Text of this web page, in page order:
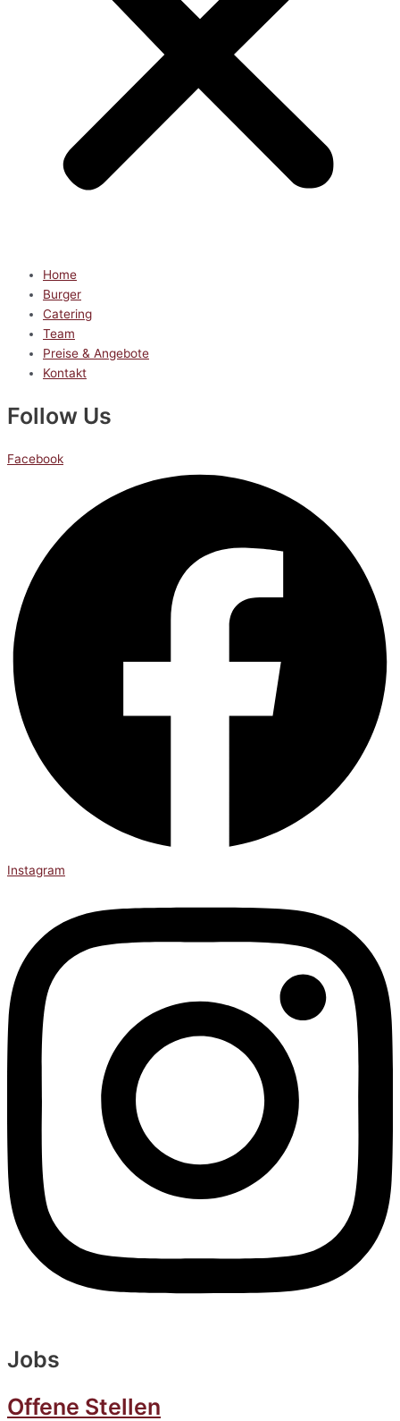
Home
Burger
Catering
Team
Preise & Angebote
Kontakt
Follow Us
Facebook
Instagram
Jobs
Offene Stellen